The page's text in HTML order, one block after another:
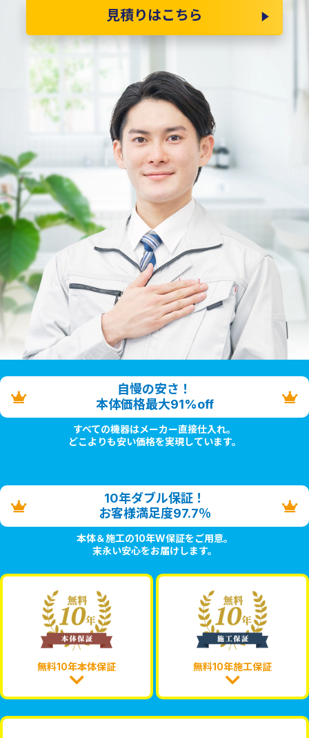
見積りはこちら
自慢の安さ！
本体価格最大91%off
すべての機器はメーカー直接仕入れ。
どこよりも安い価格を実現しています。
10年ダブル保証！
お客様満足度97.7％
本体＆施工の10年W保証をご用意。
末永い安心をお届けします。
無料10年本体保証 無料10年施工保証